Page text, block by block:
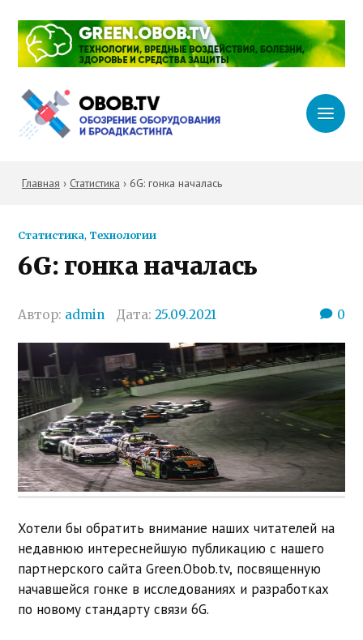
Главная › Статистика › 6G: гонка началась
Статистика, Технологии
6G: гонка началась
Автор: admin Дата:25.09.2021 0
Хотели бы обратить внимание наших читателей на
недавнюю интереснейшую публикацию с нашего
партнерского сайта Green.Obob.tv, посвященную
начавшейся гонке в исследованиях и разработках
по новому стандарту связи 6G.